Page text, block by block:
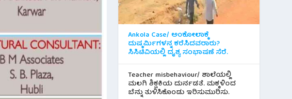
Ankola Case/ ಅಂಕೋಲಾಕ್ಕೆ
ದುಷ್ಕರ್ಮಿಗಳನ್ನ ಕರೆಸಿದವರಾರು?
ಸಿಸಿಟಿವಿಯಲ್ಲಿ ದೃಶ್ಯ ಸಂಭಾಷಣೆ ಸೆರೆ.
Teacher misbehaviour/ ಶಾಲೆಯಲ್ಲಿ
ಮಲಗಿ ಶಿಕ್ಷಕಿಯ ದುರ್ನಡತೆ. ಮಕ್ಕಳಿಂದ
ಬೆನ್ನು ತುಳಿಸಿಕೊಂಡು ಇರಿಸುಮುರಿಸು.